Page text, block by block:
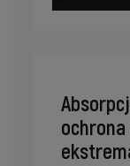
ochrona